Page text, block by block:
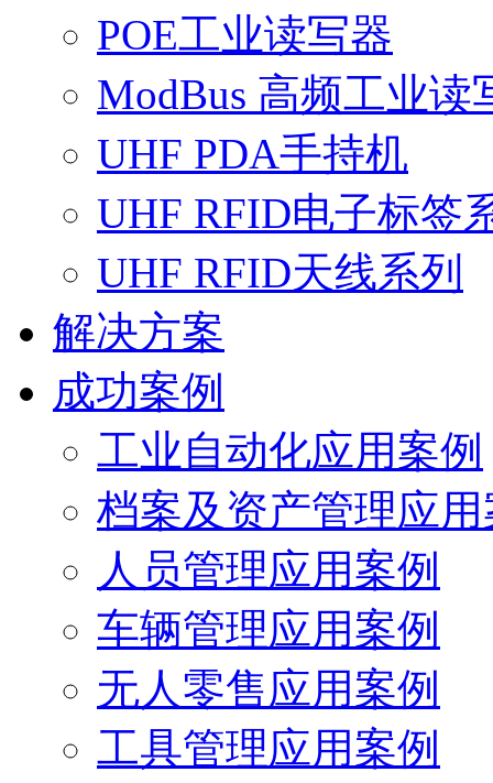
POE工业读写器
ModBus 高频工业读
UHF PDA手持机
UHF RFID电子标签
UHF RFID天线系列
解决方案
成功案例
工业自动化应用案例
档案及资产管理应
人员管理应用案例
车辆管理应用案例
无人零售应用案例
工具管理应用案例